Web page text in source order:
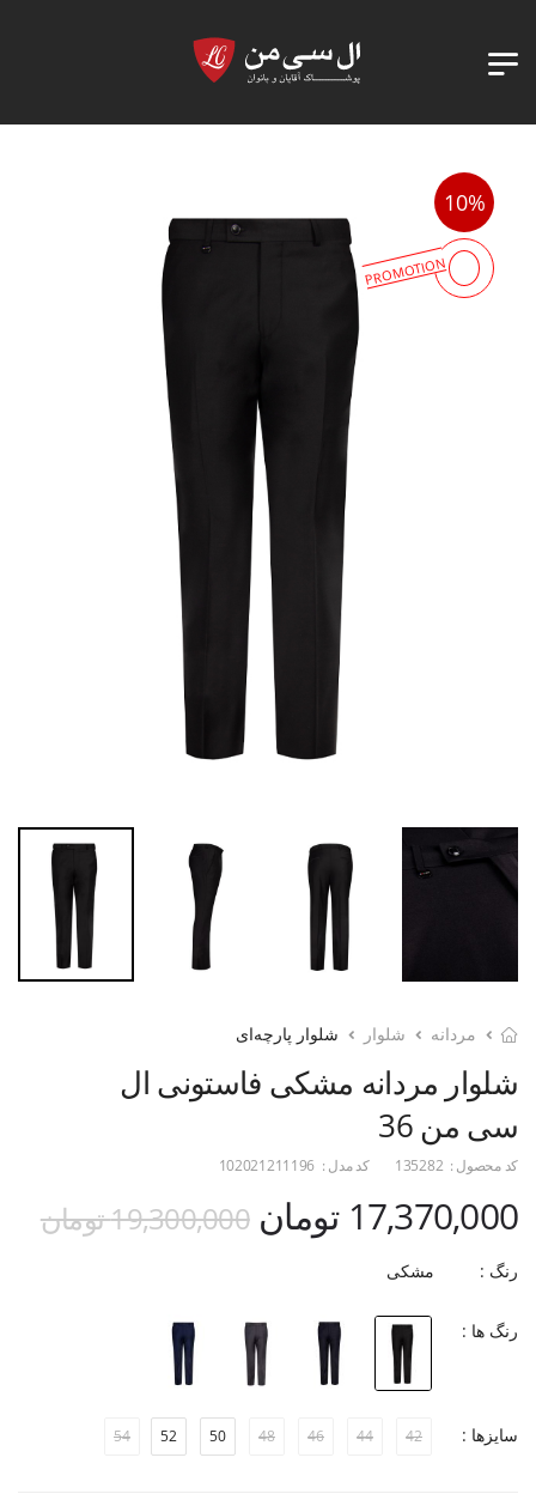
10%
PROMOTION
مردانه شلوار شلوار پارچه‌ای
شلوار مردانه مشکی فاستونی ال
سی من 36
کد محصول : 135282 کد مدل : 102021211196
17,370,000 تومان 19,300,000 تومان
رنگ : مشکی
رنگ ها :
سایزها : 42
44
46
48
50
52
54